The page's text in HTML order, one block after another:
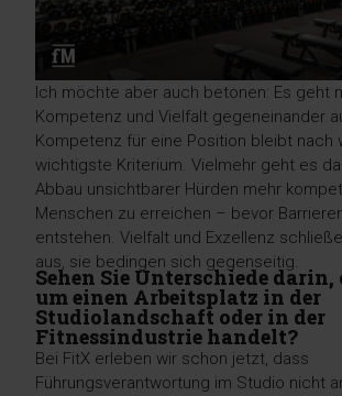
Ich möchte aber auch betonen: Es geht
Kompetenz und Vielfalt gegeneinander
Kompetenz für eine Position bleibt nach
wichtigste Kriterium. Vielmehr geht es
Abbau unsichtbarer Hürden mehr
Menschen zu erreichen – bevor
entstehen. Vielfalt und Exzellenz
aus, sie bedingen sich gegenseitig.
Sehen Sie Unterschiede darin,
um einen Arbeitsplatz in der
Studiolandschaft oder in der
Fitnessindustrie handelt?
Bei FitX erleben wir schon jetzt, dass
Führungsverantwortung im Studio nicht